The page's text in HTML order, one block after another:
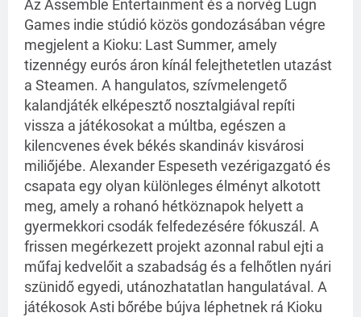
Az Assemble Entertainment és a norvég Lugn
Games indie stúdió közös gondozásában végre
megjelent a Kioku: Last Summer, amely
tizennégy eurós áron kínál felejthetetlen utazást
a Steamen. A hangulatos, szívmelengető
kalandjáték elképesztő nosztalgiával repíti
vissza a játékosokat a múltba, egészen a
kilencvenes évek békés skandináv kisvárosi
miliőjébe. Alexander Espeseth vezérigazgató és
csapata egy olyan különleges élményt alkotott
meg, amely a rohanó hétköznapok helyett a
gyermekkori csodák felfedezésére fókuszál. A
frissen megérkezett projekt azonnal rabul ejti a
műfaj kedvelőit a szabadság és a felhőtlen nyári
szünidő egyedi, utánozhatatlan hangulatával. A
játékosok Asti bőrébe bújva léphetnek rá Kioku